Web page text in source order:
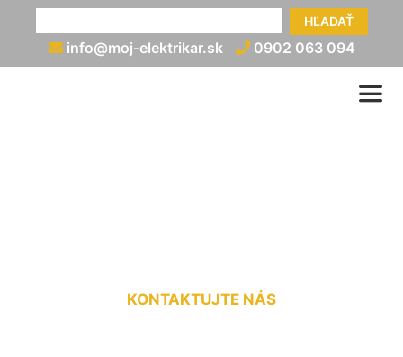
HĽADAŤ
info@moj-elektrikar.sk 0902 063 094
KONTAKTUJTE NÁS